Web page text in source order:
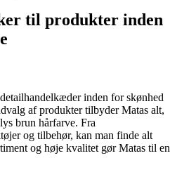
til produkter inden
inden for skønhed
af produkter tilbyder Matas alt,
brun hårfarve. Fra
og tilbehør, kan man finde alt
og høje kvalitet gør Matas til en